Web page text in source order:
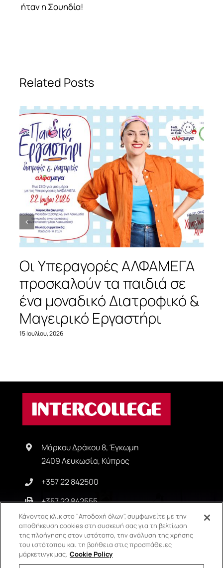
ήταν η Σουηδία!
Related Posts
Οι Υπεραγορές ΑΛΦΑΜΕΓΑ
προσκαλούν τα παιδιά σε
ένα μοναδικό Διατροφικό &
Μαγειρικό Εργαστήρι
15 Ιουλίου, 2026
Μάρκου Δράκου 8, Έγκωμη
2409 Λευκωσία, Κύπρος
+357 22 842500
+357 22 842555
info@intercollege.ac.cy
Copyright © Intercollege | All Rights Reserved | Privacy Policy |
Κάνοντας κλικ στο "Αποδοχή όλων", συμφωνείτε με την
αποθήκευση cookies στη συσκευή σας για τη βελτίωση
της πλοήγησης στον ιστότοπο, την ανάλυση της χρήσης
του ιστότοπου και τη βοήθεια στις προσπάθειες
μάρκετινγκ μας. Cookie Policy